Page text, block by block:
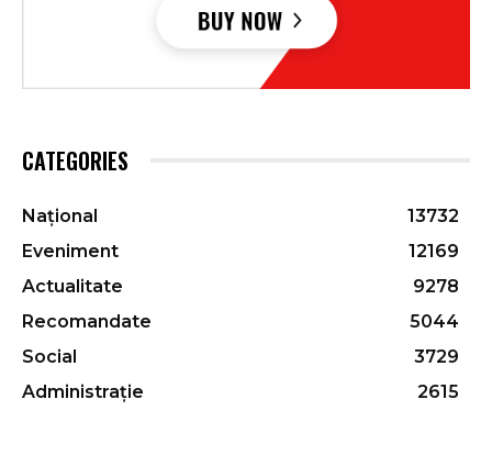
CATEGORIES
Național
13732
Eveniment
12169
Actualitate
9278
Recomandate
5044
Social
3729
Administrație
2615